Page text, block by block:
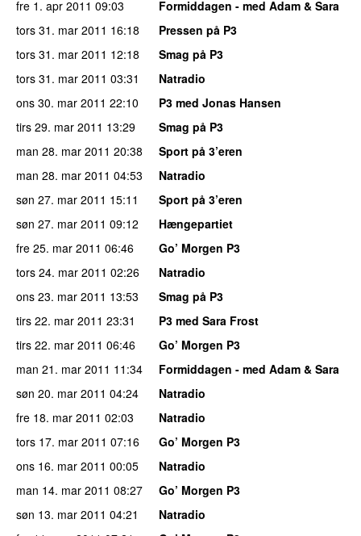
fre 1. apr 2011 09:03
Formiddagen - med Adam & Sara
tors 31. mar 2011 16:18
Pressen på P3
tors 31. mar 2011 12:18
Smag på P3
tors 31. mar 2011 03:31
Natradio
ons 30. mar 2011 22:10
P3 med Jonas Hansen
tirs 29. mar 2011 13:29
Smag på P3
man 28. mar 2011 20:38
Sport på 3’eren
man 28. mar 2011 04:53
Natradio
søn 27. mar 2011 15:11
Sport på 3’eren
søn 27. mar 2011 09:12
Hængepartiet
fre 25. mar 2011 06:46
Go’ Morgen P3
tors 24. mar 2011 02:26
Natradio
ons 23. mar 2011 13:53
Smag på P3
tirs 22. mar 2011 23:31
P3 med Sara Frost
tirs 22. mar 2011 06:46
Go’ Morgen P3
man 21. mar 2011 11:34
Formiddagen - med Adam & Sara
søn 20. mar 2011 04:24
Natradio
fre 18. mar 2011 02:03
Natradio
tors 17. mar 2011 07:16
Go’ Morgen P3
ons 16. mar 2011 00:05
Natradio
man 14. mar 2011 08:27
Go’ Morgen P3
søn 13. mar 2011 04:21
Natradio